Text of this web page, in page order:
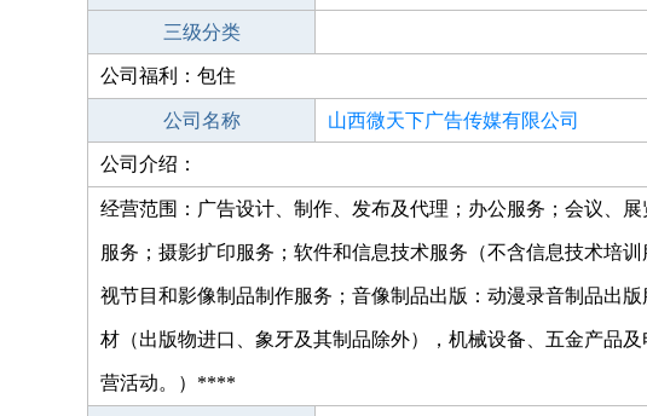
三级分类
公司福利：包住
公司名称 山西微天下广告传媒有限公司
公司介绍：
经营范围：广告设计、制作、发布及代理；办公服务；会议、
服务；摄影扩印服务；软件和信息技术服务（不含信息技术培
视节目和影像制品制作服务；音像制品出版：动漫录音制品出
材（出版物进口、象牙及其制品除外），机械设备、五金产品
营活动。）****